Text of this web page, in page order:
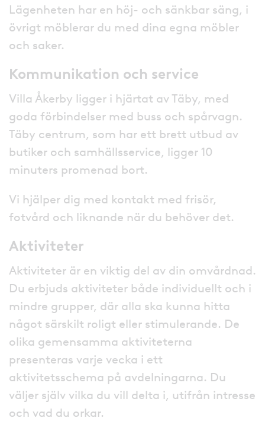
Lägenheten har en höj- och sänkbar säng, i
övrigt möblerar du med dina egna möbler
och saker.
Kommunikation och service
Villa Åkerby ligger i hjärtat av Täby, med
goda förbindelser med buss och spårvagn.
Täby centrum, som har ett brett utbud av
butiker och samhällsservice, ligger 10
minuters promenad bort.
Vi hjälper dig med kontakt med frisör,
fotvård och liknande när du behöver det.
Aktiviteter
Aktiviteter är en viktig del av din omvårdnad.
Du erbjuds aktiviteter både individuellt och i
mindre grupper, där alla ska kunna hitta
något särskilt roligt eller stimulerande. De
olika gemensamma aktiviteterna
presenteras varje vecka i ett
aktivitetsschema på avdelningarna. Du
väljer själv vilka du vill delta i, utifrån intresse
och vad du orkar.